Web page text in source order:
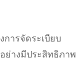
ารจัดระเบียบ
ย่างมีประสิทธิภาพ